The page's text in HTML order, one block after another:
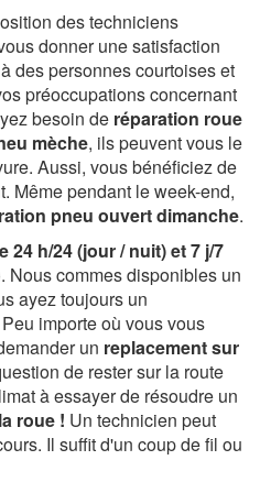
des techniciens
donner une satisfaction
des personnes courtoises et
préoccupations concernant
besoin de réparation roue
mèche, ils peuvent vous le
Aussi, vous bénéficiez de
Même pendant le week-end,
pneu ouvert dimanche.
24 h/24 (jour / nuit) et 7 j/7
Nous commes disponibles un
ayez toujours un
importe où vous vous
un replacement sur
de rester sur la route
à essayer de résoudre un
roue ! Un technicien peut
Il suffit d'un coup de fil ou